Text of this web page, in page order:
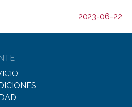
2023-06-22